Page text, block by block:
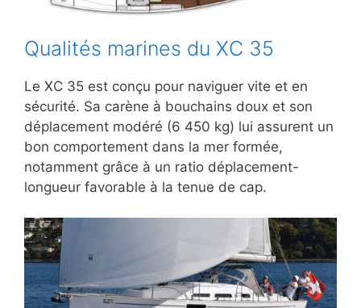
Qualités marines du XC 35
Le XC 35 est conçu pour naviguer vite et en
sécurité. Sa carène à bouchains doux et son
déplacement modéré (6 450 kg) lui assurent un
bon comportement dans la mer formée,
notamment grâce à un ratio déplacement-
longueur favorable à la tenue de cap.